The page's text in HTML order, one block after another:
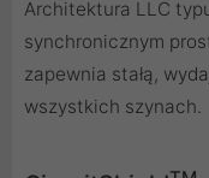
Architektura LLC
synchronicznym
zapewnia stałą,
wszystkich szynach.